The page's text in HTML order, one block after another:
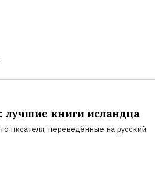
лучшие книги исландца
писателя, переведённые на русский